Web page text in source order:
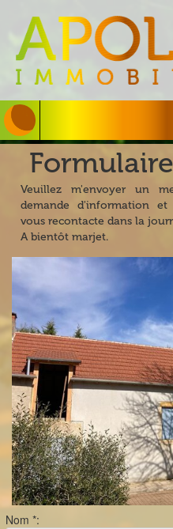
Veuillez m'envoyer un
demande d'information et
vous recontacte dans la
A bientôt marjet.
Nom *: